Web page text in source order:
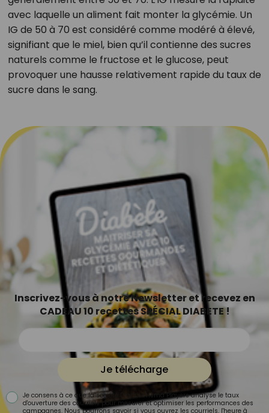
avec laquelle un aliment fait monter la glycémie. Un
IG de 50 à 70 est considéré comme modéré à élevé,
signifiant que le miel, bien qu’il contienne des sucres
naturels comme le fructose et le glucose, peut
provoquer une hausse relativement rapide du taux de
sucre dans le sang.
Inscrivez-vous à notre Newsletter et recevez en
CADEAU 10 recettes SPÉCIAL DIABETE !
Je télécharge
Je consens à ce que la société Digital Prisma Players analyse le taux
d'ouverture des courriels pour mesurer et optimiser les performances des
campagnes. Nous pourrons savoir si vous ouvrez les courriels, l'heure à